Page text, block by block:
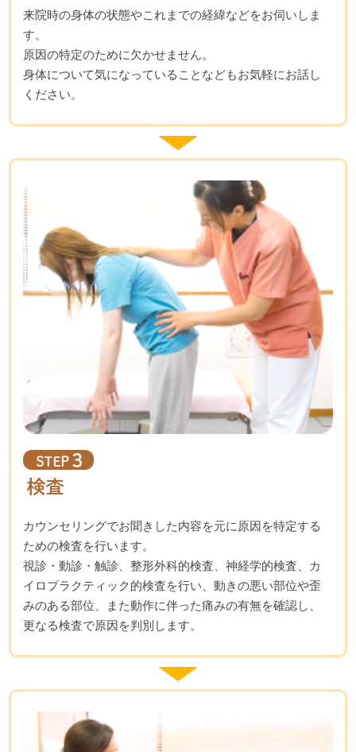
来院時の身体の状態やこれまでの経緯などをお伺いしま
す。
原因の特定のために欠かせません。
身体について気になっていることなどもお気軽にお話し
ください。
カウンセリングでお聞きした内容を元に原因を特定する
ための検査を行います。
視診・動診・触診、整形外科的検査、神経学的検査、カ
イロプラクティック的検査を行い、動きの悪い部位や歪
みのある部位、また動作に伴った痛みの有無を確認し、
更なる検査で原因を判別します。